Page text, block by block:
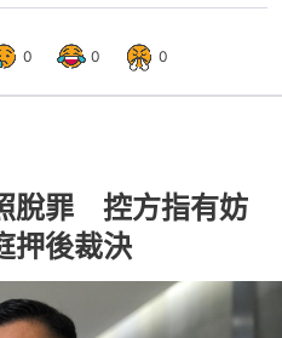
0 0 0
脫罪 控方指有妨
押後裁決